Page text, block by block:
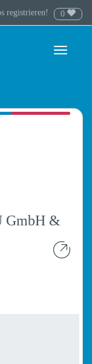
registrieren! 0
Toggle
GmbH &